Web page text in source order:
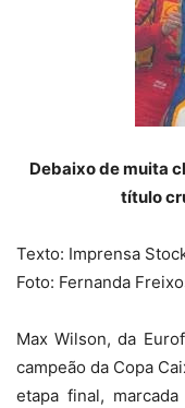
Debaixo de muita
título
Texto: Imprensa
Foto: Fernanda
Max Wilson, da
campeão da Copa
etapa final,